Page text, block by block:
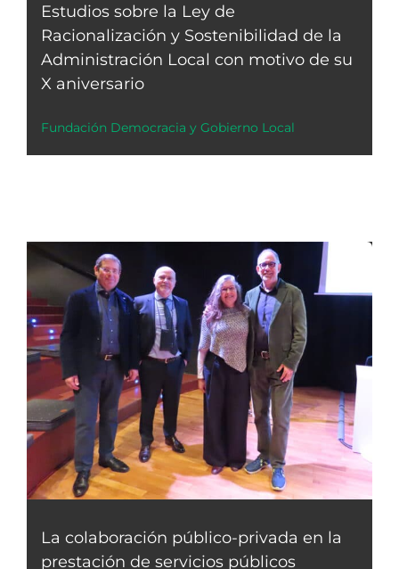
Estudios sobre la Ley de
Racionalización y Sostenibilidad de la
Administración Local con motivo de su
X aniversario
Fundación Democracia y Gobierno Local
La colaboración público-privada en la
prestación de servicios públicos